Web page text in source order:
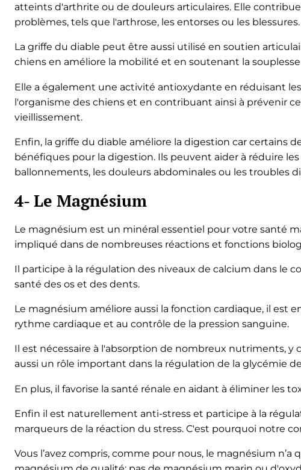
atteints d'arthrite ou de douleurs articulaires. Elle
problèmes, tels que l'arthrose, les entorses ou les blessures.
La griffe du diable peut être aussi utilisé en soutien
chiens en améliore la mobilité et en soutenant la
Elle a également une activité antioxydante en réduisant
l'organisme des chiens et en contribuant ainsi à prévenir
vieillissement.
Enfin, la griffe du diable améliore la digestion car certains
bénéfiques pour la digestion. Ils peuvent aider à réduire
ballonnements, les douleurs abdominales ou les troubles
4- Le Magnésium
Le magnésium est un minéral essentiel pour votre santé
impliqué dans de nombreuses réactions et fonctions
Il participe à la régulation des niveaux de calcium dans le
santé des os et des dents.
Le magnésium améliore aussi la fonction cardiaque, il est
rythme cardiaque et au contrôle de la pression sanguine.
Il est nécessaire à l'absorption de nombreux nutriments, y
aussi un rôle important dans la régulation de la glycémie
En plus, il favorise la santé rénale en aidant à éliminer les
Enfin il est naturellement anti-stress et participe à la
marqueurs de la réaction du stress. C'est pourquoi notre
Vous l’avez compris, comme pour nous, le magnésium